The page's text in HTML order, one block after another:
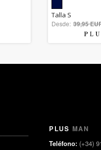
out
Talla S
Desde: 39,95
PLUS MAN
Teléfono: (+34)